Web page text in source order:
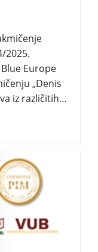
2025.
Europe
„Denis
iz različitih…